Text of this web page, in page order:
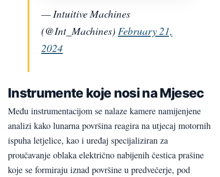
— Intuitive Machines
(@Int_Machines)February 21,
2024
Instrumente koje nosi na Mjesec
Među instrumentacijom se nalaze kamere namijenjene
analizi kako lunarna površina reagira na utjecaj motornih
ispuha letjelice, kao i uređaj specijaliziran za
proučavanje oblaka električno nabijenih čestica prašine
koje se formiraju iznad površine u predvečerje, pod